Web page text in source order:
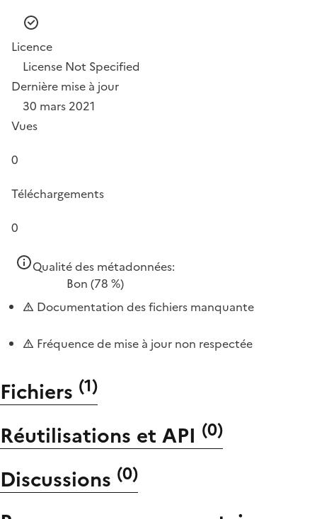
Licence
License Not Specified
Dernière mise à jour
30 mars 2021
Vues
0
Téléchargements
0
Qualité des métadonnées:
Bon (78 %)
Documentation des fichiers manquante
Fréquence de mise à jour non respectée
Fichiers (1)
Réutilisations et API (0)
Discussions (0)